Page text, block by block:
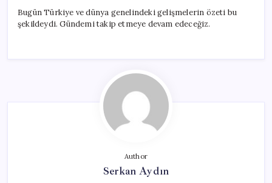
Bugün Türkiye ve dünya genelindeki gelişmelerin özeti bu
şekildeydi. Gündemi takip etmeye devam edeceğiz.
Author
Serkan Aydın